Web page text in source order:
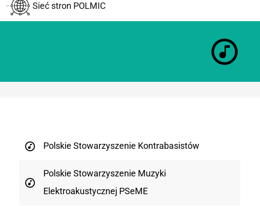
Sieć stron POLMIC
Polskie Stowarzyszenie Kontrabasistów
Polskie Stowarzyszenie Muzyki
Elektroakustycznej PSeME